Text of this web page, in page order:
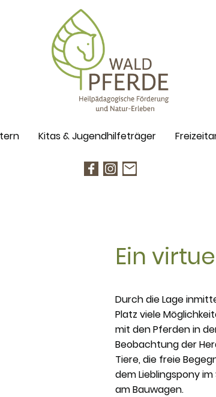
Kitas & Jugendhilfeträger
Ein
Durch die Lage
Platz viele
mit den Pferden in
Beobachtung der
Tiere, die freie
dem Lieblingspony
am Bauwagen.